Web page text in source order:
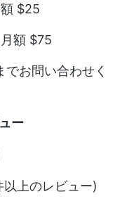
$25
額 $75
お問い合わせく
ー
上のレビュー)